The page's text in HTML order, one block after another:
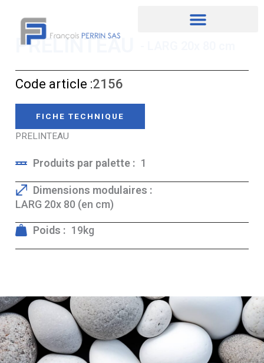
contenuPRELINTEAU
Code article :2156
FICHE TECHNIQUE
PRELINTEAU
Produits par palette : 1
Dimensions modulaires :
LARG 20x 80 (en cm)
Poids : 19kg